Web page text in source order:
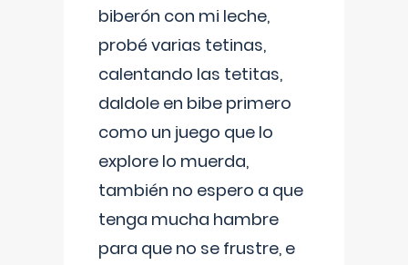
biberón con mi leche,
probé varias tetinas,
calentando las tetitas,
daldole en bibe primero
como un juego que lo
explore lo muerda,
también no espero a que
tenga mucha hambre
para que no se frustre, e